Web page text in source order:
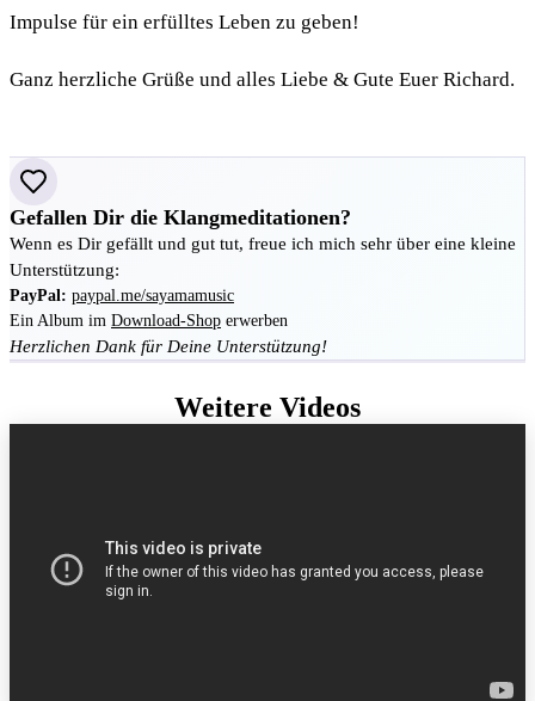
Impulse für ein erfülltes Leben zu geben!
Ganz herzliche Grüße und alles Liebe & Gute Euer Richard.
Gefallen Dir die Klangmeditationen?
Wenn es Dir gefällt und gut tut, freue ich mich sehr über eine kleine
Unterstützung:
PayPal: paypal.me/sayamamusic
Ein Album im Download-Shop erwerben
Herzlichen Dank für Deine Unterstützung!
Weitere Videos